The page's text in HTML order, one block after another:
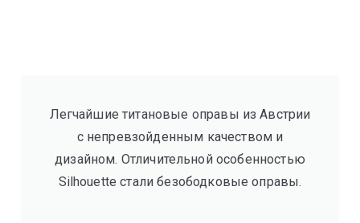
Легчайшие титановые оправы из Австрии
с непревзойденным качеством и
дизайном. Отличительной особенностью
Silhouette стали безободковые оправы.